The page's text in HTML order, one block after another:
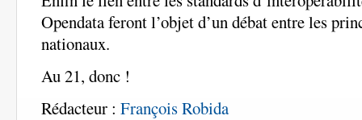
Opendata feront l’objet d’un débat entre les
nationaux.
Au 21, donc !
Rédacteur : François Robida